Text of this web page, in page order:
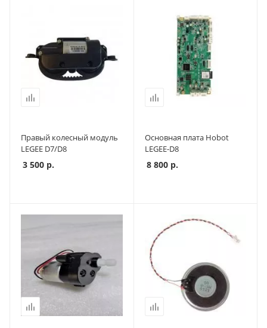
Правый колесный модуль
LEGEE D7/D8
3 500 р.
Основная плата Hobot
LEGEE-D8
8 800р.